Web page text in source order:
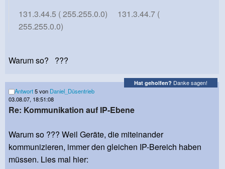
131.3.44.5 ( 255.255.0.0) 131.3.44.7 (
255.255.0.0)
Warum so? ???
Hat geholfen? Danke sagen!
Antwort5 von Daniel_Düsentrieb
03.08.07, 18:51:08
Re: Kommunikation auf IP-Ebene
Warum so ??? Weil Geräte, die miteinander
kommunizieren, immer den gleichen IP-Bereich haben
müssen. Lies mal hier: